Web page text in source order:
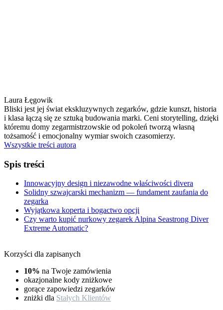
Laura Łęgowik
Bliski jest jej świat ekskluzywnych zegarków, gdzie kunszt, historia
i klasa łączą się ze sztuką budowania marki. Ceni storytelling, dzięki
któremu domy zegarmistrzowskie od pokoleń tworzą własną
tożsamość i emocjonalny wymiar swoich czasomierzy.
Wszystkie treści autora
Spis treści
Innowacyjny design i niezawodne właściwości divera
Solidny szwajcarski mechanizm — fundament zaufania do
zegarka
Wyjątkowa koperta i bogactwo opcji
Czy warto kupić nurkowy zegarek Alpina Seastrong Diver
Extreme Automatic?
Korzyści dla zapisanych
10% na Twoje zamówienia
okazjonalne kody zniżkowe
gorące zapowiedzi zegarków
zniżki dla Stałych Klientów